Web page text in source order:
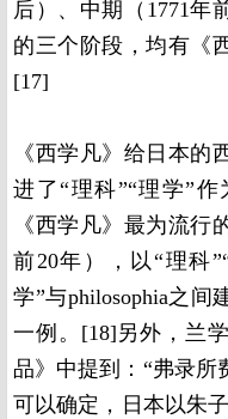
后）、中期（1771年
的三个阶段，均有《
[17]
《西学凡》给日本的
进了“理科”“理学”
《西学凡》最为流行
前20年），以“理科
学”与philosophia之间
一例。[18]另外，兰
品》中提到：“弗录所
可以确定，日本以朱